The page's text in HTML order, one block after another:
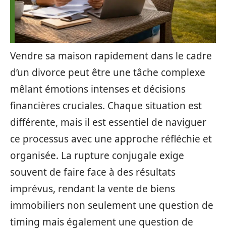
Vendre sa maison rapidement dans le cadre
d’un divorce peut être une tâche complexe
mêlant émotions intenses et décisions
financières cruciales. Chaque situation est
différente, mais il est essentiel de naviguer
ce processus avec une approche réfléchie et
organisée. La rupture conjugale exige
souvent de faire face à des résultats
imprévus, rendant la vente de biens
immobiliers non seulement une question de
timing mais également une question de